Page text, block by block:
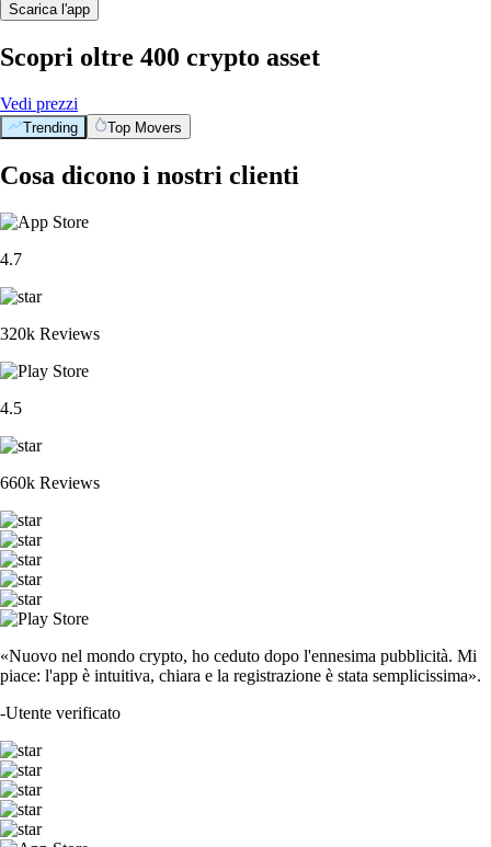
Scarica l'app
Scopri oltre 400 crypto asset
Vedi prezzi
Trending Top Movers
Cosa dicono i nostri clienti
4.7
320k Reviews
4.5
660k Reviews
«Nuovo nel mondo crypto, ho ceduto dopo l'ennesima pubblicità. Mi
piace: l'app è intuitiva, chiara e la registrazione è stata semplicissima».
-Utente verificato